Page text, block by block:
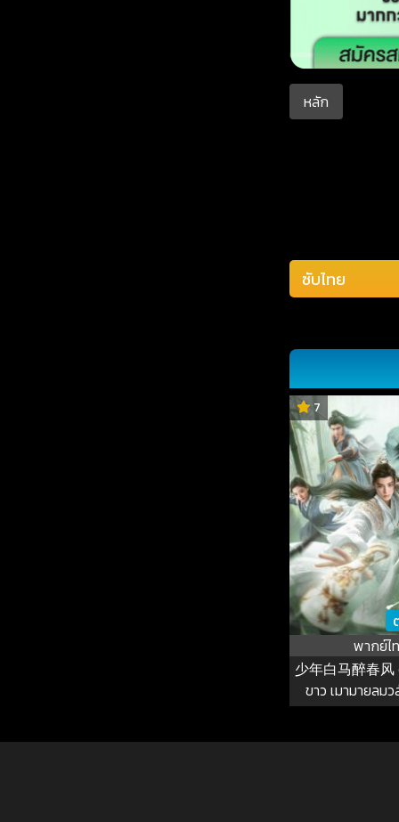
หลัก
7
พากย์ไ
少年白马醉春
ขาว เมามายลม
EP.1-1